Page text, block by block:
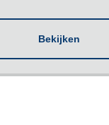
Bekijken